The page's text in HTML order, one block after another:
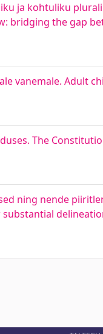
ja kohtuliku
bridging the gap
vanemale. Adult
The
ning nende